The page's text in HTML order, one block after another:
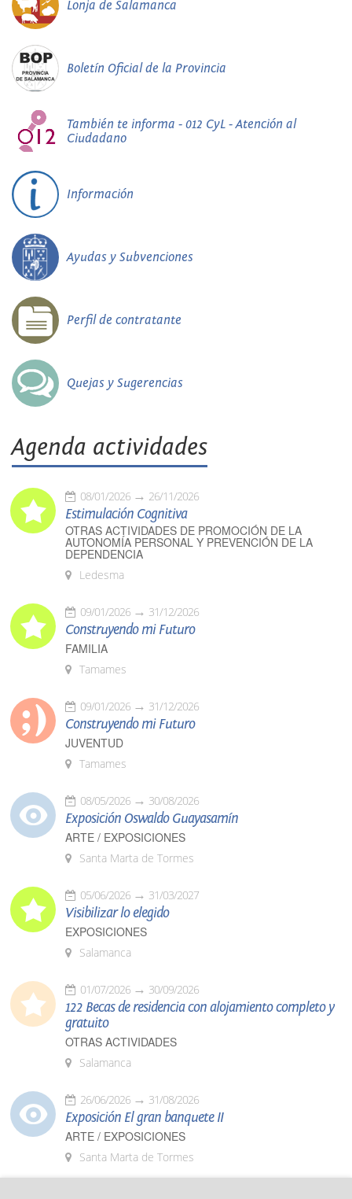
Lonja de Salamanca
Boletín Oficial de la Provincia
También te informa - 012 CyL - Atención al
Ciudadano
Información
Ayudas y Subvenciones
Perfil de contratante
Quejas y Sugerencias
Agenda actividades
08/01/2026 26/11/2026
Estimulación Cognitiva
OTRAS ACTIVIDADES DE PROMOCIÓN DE LA
AUTONOMÍA PERSONAL Y PREVENCIÓN DE LA
DEPENDENCIA
Ledesma
09/01/2026 31/12/2026
Construyendo mi Futuro
FAMILIA
Tamames
09/01/2026 31/12/2026
Construyendo mi Futuro
JUVENTUD
Tamames
08/05/2026 30/08/2026
Exposición Oswaldo Guayasamín
ARTE / EXPOSICIONES
Santa Marta de Tormes
05/06/2026 31/03/2027
Visibilizar lo elegido
EXPOSICIONES
Salamanca
01/07/2026 30/09/2026
122 Becas de residencia con alojamiento completo y
gratuito
OTRAS ACTIVIDADES
Salamanca
26/06/2026 31/08/2026
Exposición El gran banquete II
ARTE / EXPOSICIONES
Santa Marta de Tormes